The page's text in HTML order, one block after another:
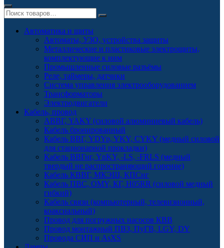
Автоматика и щиты
Автоматы, УЗО, устройства защиты
Металлические и пластиковые электрощиты,
комплектующие к ним
Промышленные силовые разъёмы
Реле, таймеры, датчики
Система управления электрооборудованием
Трансформаторы
Электродвигатели
Кабель, провод
АВВГ, YAKY (силовой алюминиевый кабель)
Кабель бронированный
Кабель ВВГ, YDYp, YKY, CYKY (медный силовой
для стационарной прокладки)
Кабель ВВГнг, YnKY, -LS, -FRLS (медный
твердый не распространяющий горение)
Кабель КВВГ, МКЭШ, КПСнг
Кабель ПВС, OMY, КГ, H05RR (силовой медный
гибкий)
Кабель связи (компьютерный, телевизионный,
коаксиальный)
Провод для погружных насосов КВВ
Провод монтажный ПВЗ, ПуГВ, LGY, DY
Провода СИП и AsXS